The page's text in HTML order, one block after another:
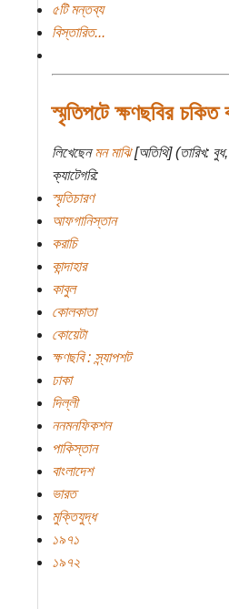
৫টি মন্তব্য
বিস্তারিত...
স্মৃতিপটে ক্ষণছবির
লিখেছেনমন মাঝি[অতিথি] (তারিখ:
ক্যাটেগরি:
স্মৃতিচারণ
আফগানিস্তান
করাচি
কান্দাহার
কাবুল
কোলকাতা
কোয়েটা
ক্ষণছবি : স্ন্যাপশট
ঢাকা
দিল্লী
ননমনফিকশন
পাকিস্তান
বাংলাদেশ
ভারত
মুক্তিযুদ্ধ
১৯৭১
১৯৭২